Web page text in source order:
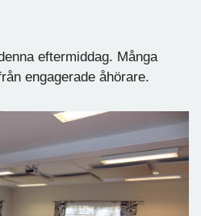
eftermiddag. Många
engagerade åhörare.